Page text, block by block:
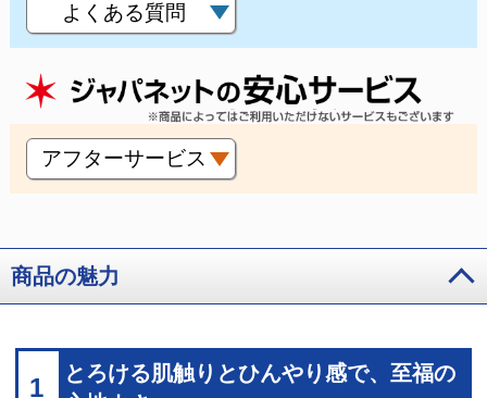
よくある質問
アフターサービス
商品の魅力
1
とろける肌触りとひんやり感で、至福の